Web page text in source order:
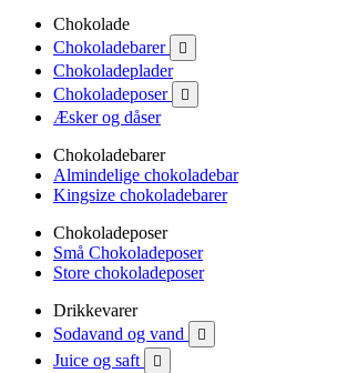
Chokolade
Chokoladebarer

Chokoladeplader
Chokoladeposer

Æsker og dåser
Chokoladebarer
Almindelige chokoladebar
Kingsize chokoladebarer
Chokoladeposer
Små Chokoladeposer
Store chokoladeposer
Drikkevarer
Sodavand og vand

Juice og saft 